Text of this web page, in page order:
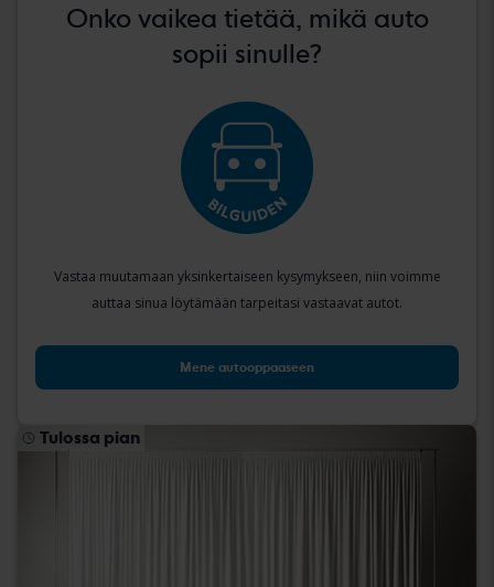
Onko vaikea tietää, mikä auto
sopii sinulle?
Vastaa muutamaan yksinkertaiseen kysymykseen, niin voimme
auttaa sinua löytämään tarpeitasi vastaavat autot.
Mene autooppaaseen
Tulossa pian